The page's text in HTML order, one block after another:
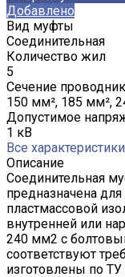
Добавлено
Вид муфты
Соединительная
Количество жил
5
Сечение
150 мм², 185 мм²,
Допустимое
1 кВ
Все характеристики
Описание
Соединительная
предназначена
пластмассовой
внутренней или
240 мм2 с
соответствуют
изготовлены по